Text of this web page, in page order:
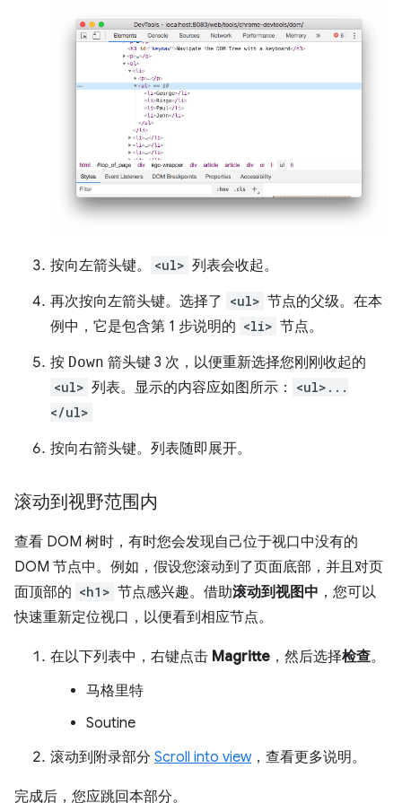
按向左箭头键。 <ul> 列表会收起。
再次按向左箭头键。选择了 <ul> 节点的父级。在本
例中，它是包含第 1 步说明的 <li> 节点。
按 Down 箭头键 3 次，以便重新选择您刚刚收起的
<ul> 列表。显示的内容应如图所示：
<ul>...
</ul>
按向右箭头键。列表随即展开。
滚动到视野范围内
查看 DOM 树时，有时您会发现自己位于视口中没有的
DOM 节点中。例如，假设您滚动到了页面底部，并且对页
面顶部的 <h1> 节点感兴趣。借助滚动到视图中 ，您可以
快速重新定位视口，以便看到相应节点。
在以下列表中，右键点击 Magritte ，然后选择检查。
马格里特
Soutine
滚动到附录部分 Scroll into view，查看更多说明。
完成后，您应跳回本部分。